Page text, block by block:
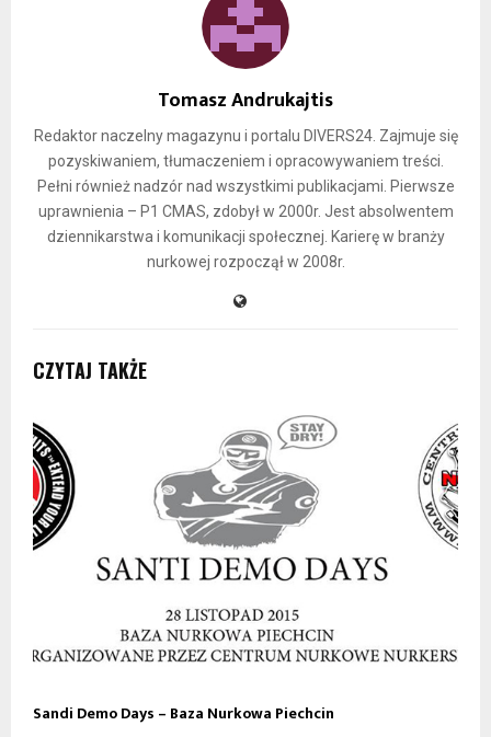
Tomasz Andrukajtis
Redaktor naczelny magazynu i portalu DIVERS24. Zajmuje się
pozyskiwaniem, tłumaczeniem i opracowywaniem treści.
Pełni również nadzór nad wszystkimi publikacjami. Pierwsze
uprawnienia – P1 CMAS, zdobył w 2000r. Jest absolwentem
dziennikarstwa i komunikacji społecznej. Karierę w branży
nurkowej rozpoczął w 2008r.
CZYTAJ TAKŻE
Sandi Demo Days – Baza Nurkowa Piechcin